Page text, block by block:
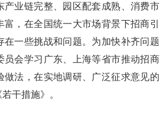
产业链完整、园区配套成熟、消费市
，在全国统一大市场背景下招商引
在一些挑战和问题。为加快补齐问题
员会学习广东、上海等省市推动招商
做法，在实地调研、广泛征求意见的
干措施》。